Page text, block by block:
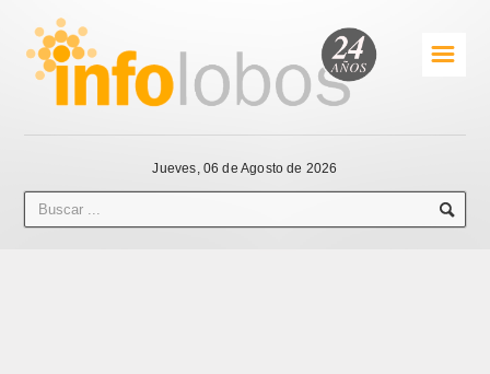
☰
Jueves, 06 de Agosto de 2026